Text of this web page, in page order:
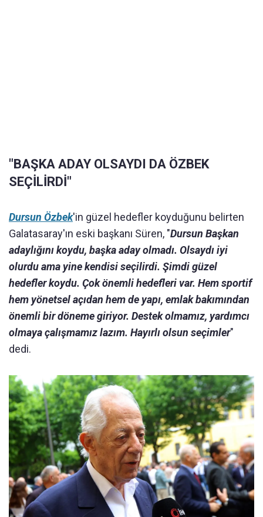
"BAŞKA ADAY OLSAYDI DA ÖZBEK
SEÇİLİRDİ"
Dursun Özbek'in güzel hedefler koyduğunu belirten
Galatasaray'ın eski başkanı Süren, "Dursun Başkan
adaylığını koydu, başka aday olmadı. Olsaydı iyi
olurdu ama yine kendisi seçilirdi. Şimdi güzel
hedefler koydu. Çok önemli hedefleri var. Hem sportif
hem yönetsel açıdan hem de yapı, emlak bakımından
önemli bir döneme giriyor. Destek olmamız, yardımcı
olmaya çalışmamız lazım. Hayırlı olsun seçimler"
dedi.